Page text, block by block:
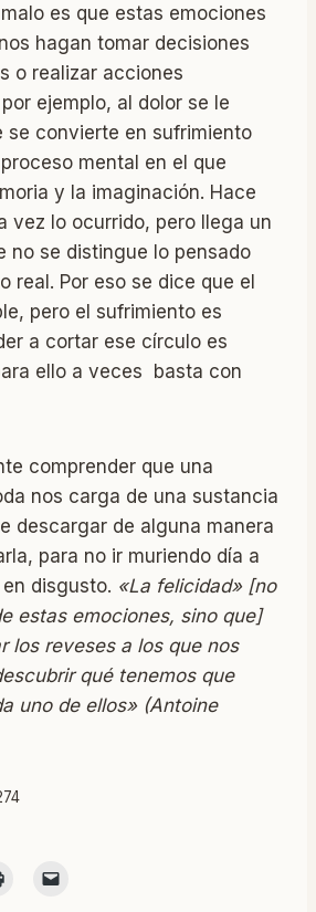
es que estas emociones
hagan tomar decisiones
o realizar acciones
ejemplo, al dolor se le
se convierte en sufrimiento
mental en el que
y la imaginación. Hace
vez lo ocurrido, pero llega un
no se distingue lo pensado
real. Por eso se dice que el
pero el sufrimiento es
a cortar ese círculo es
ello a veces basta con
comprender que una
nos carga de una sustancia
descargar de alguna manera
para no ir muriendo día a
disgusto. «La felicidad» [no
estas emociones, sino que]
los reveses a los que nos
qué tenemos que
uno de ellos» (Antoine